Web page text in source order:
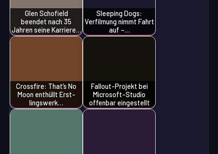
Glen Schofield
beendet nach 35
Jahren seine Karriere…
Sleeping Dogs:
Verfilmung nimmt Fahrt
auf –…
Crossfire: That’s No
Moon enthüllt Erst­
lings­werk…
Fallout-Projekt bei
Microsoft-Studio
offenbar eingestellt